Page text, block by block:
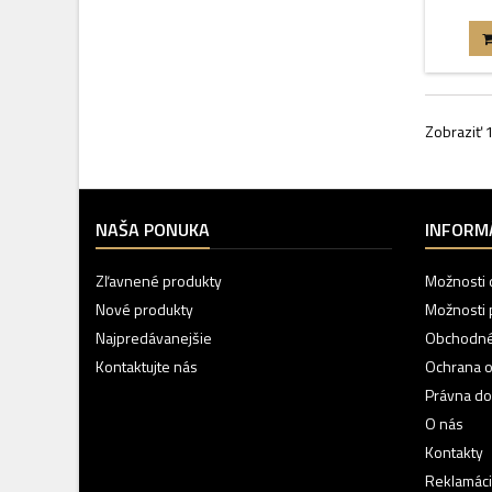
Zobraziť
NAŠA PONUKA
Zľavnené produkty
Nové produkty
Najpredávanejšie
Kontaktujte nás
Možnosti
Možnosti
Ochrana
Právna
O nás
Kontakty